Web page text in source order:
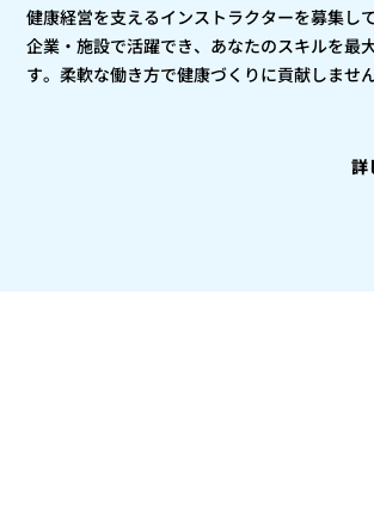
健康経営を支えるインストラクターを募集し
企業・施設で活躍でき、あなたのスキルを最
す。柔軟な働き方で健康づくりに貢献しませ
詳